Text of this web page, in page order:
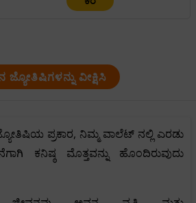
ಜ್ಯೋತಿಷಿಗಳನ್ನು ವೀಕ್ಷಿಸಿ
ಜ್ಯೋತಿಷಿಯ ಪ್ರಕಾರ, ನಿಮ್ಮ ವಾಲೆಟ್ ನಲ್ಲಿ ಎರಡು
ಕನಿಷ್ಠ ಮೊತ್ತವನ್ನು ಹೊಂದಿರುವುದು